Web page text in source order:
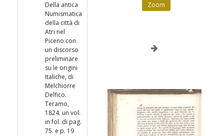
Della antica
Numismatica
della città di
Atri nel
Piceno con
un discorso
preliminare
su le origini
Italiche, di
Melchiorre
Delfico.
Teramo,
1824. un vol.
in fol. di pag.
75. e p. 19
Zoom